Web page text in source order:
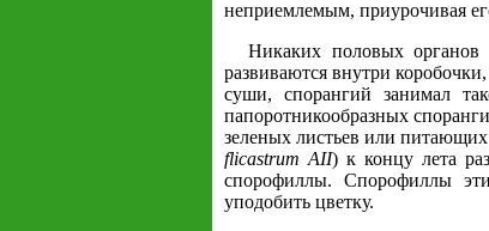
неприемлемым, приурочивая
Никаких половых
развиваются внутри
суши, спорангий занимал
папоротникообразных
зеленых листьев или
flicastrum AII) к концу лета
спорофиллы. Спорофиллы
уподобить цветку.